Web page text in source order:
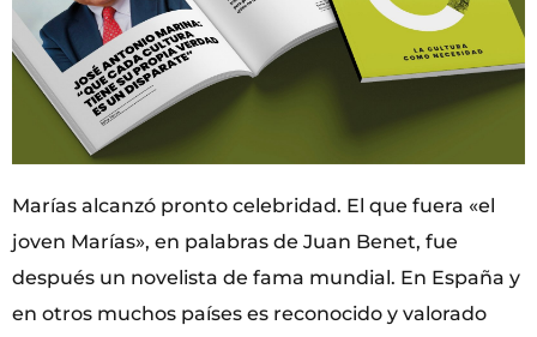
Marías alcanzó pronto celebridad. El que fuera «el
joven Marías», en palabras de Juan Benet, fue
después un novelista de fama mundial. En España y
en otros muchos países es reconocido y valorado